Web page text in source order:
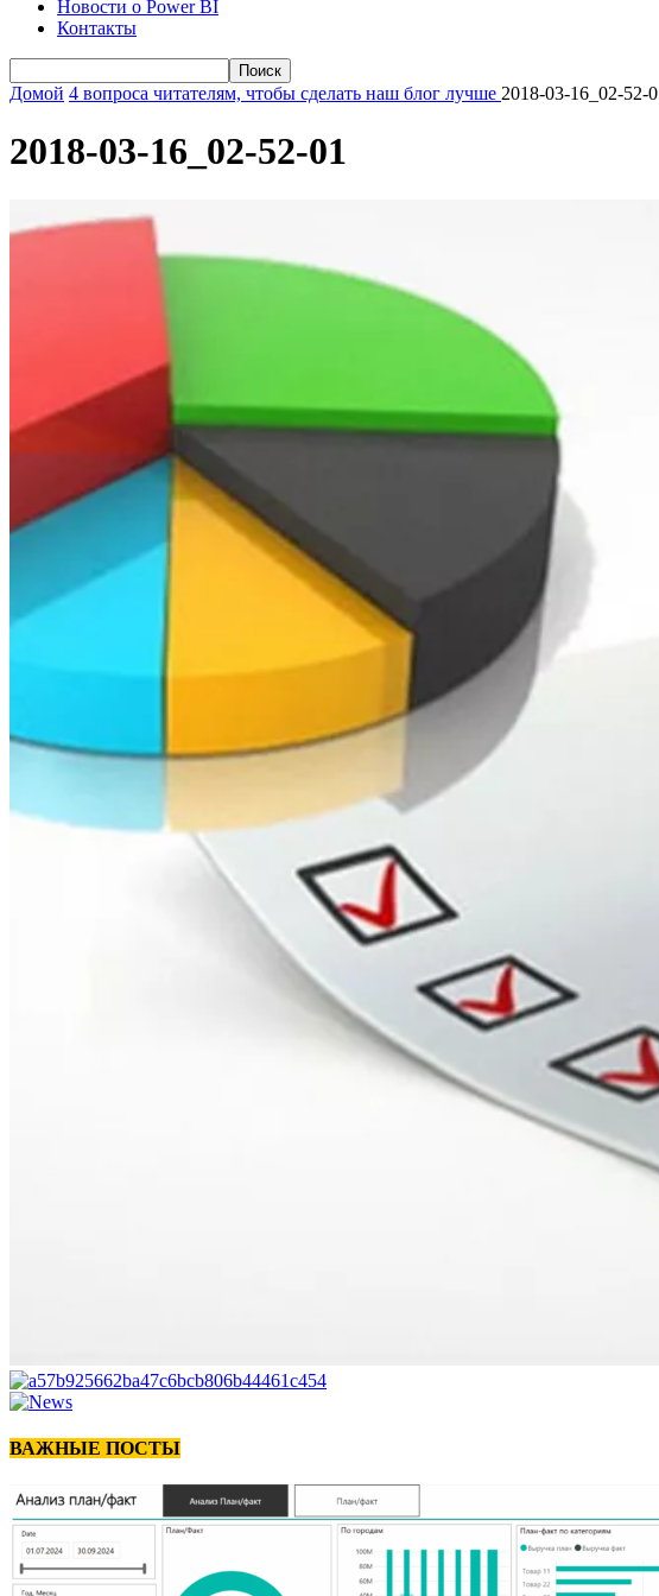
Новости о Power BI
Контакты
Домой 4 вопроса читателям, чтобы сделать наш блог лучше 2018-03-16_02-52-
2018-03-16_02-52-01
ВАЖНЫЕ ПОСТЫ